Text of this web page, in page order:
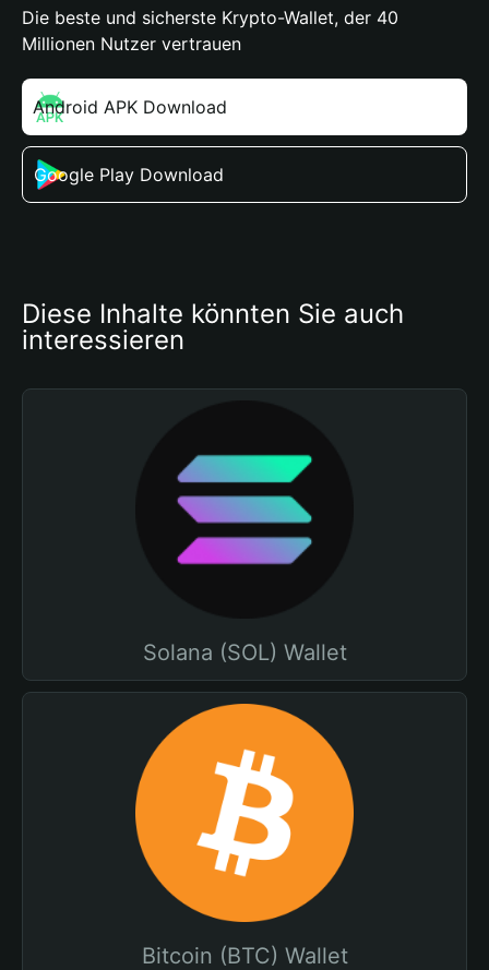
Die beste und sicherste Krypto-Wallet, der 40
Millionen Nutzer vertrauen
Android APK Download
Google Play Download
Diese Inhalte könnten Sie auch
interessieren
Solana (SOL) Wallet
Bitcoin (BTC) Wallet